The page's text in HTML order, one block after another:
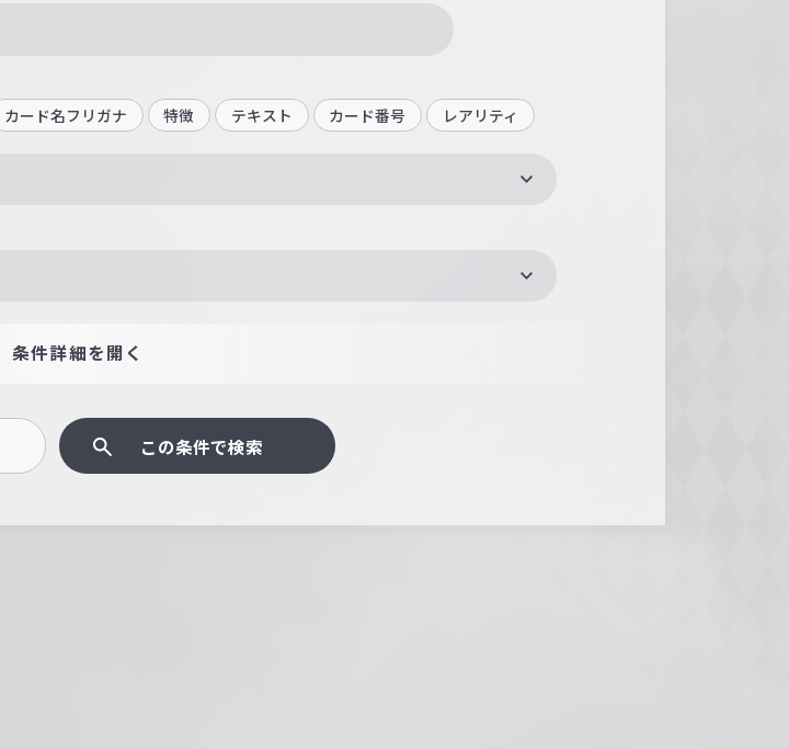
カード名フリガナ 特徴 テキスト カード番号 レアリティ
条件詳細を開く
この条件で検索